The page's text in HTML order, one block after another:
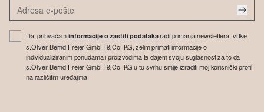
Da, prihvaćaminformacije o zaštiti podatakaradi primanja newslettera tvrtke
s.Oliver Bernd Freier GmbH & Co. KG, želim primati informacije o
individualiziranim ponudama i proizvodima te dajem svoju suglasnost za to da
s.Oliver Bernd Freier GmbH & Co. KG u tu svrhu smije izraditi moj korisnički profil
na različitim uređajima.